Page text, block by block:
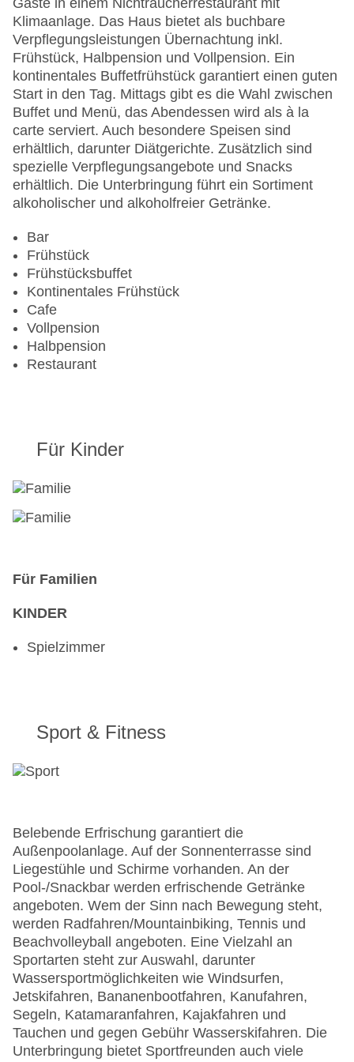
WLAN/WiFi im Hotel
Letzte umfassende Renovierung: 2009
Lift
Minimarkt
Anzahl der Konferenzräume: 1
Anzahl der Aufzüge: 1
Zimmerservice
Sonnenterrasse
Gesamtanzahl der Stockwerke: 43
Gesamtanzahl der Zimmer: 260
Pools:Outdoor Pool, Sonnenschirme am Pool,
Zahlungsarten: American Express, Diners Club,
Mastercard, Visa
Landeskategorie: 4 Sterne
Gäste in einem Nichtraucherrestaurant mit
Klimaanlage. Das Haus bietet als buchbare
Verpflegungsleistungen Übernachtung inkl.
Frühstück, Halbpension und Vollpension. Ein
kontinentales Buffetfrühstück garantiert einen guten
Start in den Tag. Mittags gibt es die Wahl zwischen
Buffet und Menü, das Abendessen wird als à la
carte serviert. Auch besondere Speisen sind
erhältlich, darunter Diätgerichte. Zusätzlich sind
spezielle Verpflegungsangebote und Snacks
erhältlich. Die Unterbringung führt ein Sortiment
alkoholischer und alkoholfreier Getränke.
Bar
Frühstück
Frühstücksbuffet
Kontinentales Frühstück
Cafe
Vollpension
Halbpension
Restaurant
Für Kinder
Für Familien
KINDER
Spielzimmer
Sport & Fitness
Belebende Erfrischung garantiert die
Außenpoolanlage. Auf der Sonnenterrasse sind
Liegestühle und Schirme vorhanden. An der
Pool-/Snackbar werden erfrischende Getränke
angeboten. Wem der Sinn nach Bewegung steht,
werden Radfahren/Mountainbiking, Tennis und
Beachvolleyball angeboten. Eine Vielzahl an
Sportarten steht zur Auswahl, darunter
Wassersportmöglichkeiten wie Windsurfen,
Jetskifahren, Bananenbootfahren, Kanufahren,
Segeln, Katamaranfahren, Kajakfahren und
Tauchen und gegen Gebühr Wasserskifahren. Die
Unterbringung bietet Sportfreunden auch viele